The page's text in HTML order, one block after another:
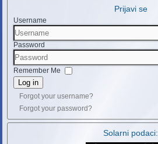
Prijavi se
Username
Password
Remember Me
Log in
Forgot your username?
Forgot your password?
Solarni podaci: